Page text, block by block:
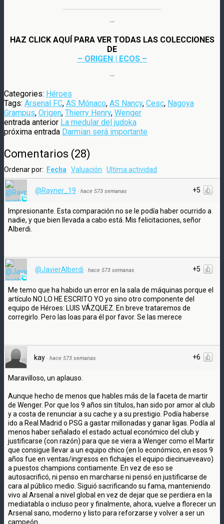
···
HAZ CLICK AQUÍ PARA VER TODAS LAS COLECCIONES
DE
– ORIGEN | ECOS –
···
Categories: Héroes
Tags: Arsenal FC, AS Mónaco, AS Nancy, Cesc, Nagoya
Grampus, Origen, Thierry Henry, Wenger
entrada anterior La medular del judoka
próxima entrada Darmian será importante
Comentarios (28)
Ordenar por: Fecha Valuación Ultima actividad
+5
@Rayner_19 · hace 573 semanas
Impresionante. Esta comparación no se le podía haber ocurrido a
nadie, y que bien llevada a cabo está. Mis felicitaciones, señor
Alberdi.
+5
@JavierAlberdi · hace 573 semanas
Me temo que ha habido un error en la sala de máquinas porque el
artículo NO LO HE ESCRITO YO yo sino otro componente del
equipo de Héroes: LUIS VÁZQUEZ. En breve trataremos de
corregirlo. Pero las loas para él por favor. Se las merece
+6
kay · hace 573 semanas
Maravilloso, un aplauso.
Aunque hecho de menos que hables más de la faceta de martir
de Wenger. Por que los 9 años sin títulos, han sido por amor al club
y a costa de renunciar a su cache y a su prestigio. Podía haberse
ido a Real Madrid o PSG a gastar millonadas y ganar ligas. Podía al
menos haber señalado el estado actual económico del club y
justificarse (con razón) para que se viera a Wenger como el Martir
que consigue llevar a un equipo chico (en lo económico, en esos 9
años fue en ventas/ingresos en fichajes el equipo diecinueveavo)
a puestos champions contiamente. En vez de eso se
autosacrificó, ni penso en marcharse ni pensó en justificarse de
cara al público medio. Siguió sacrificando su fama, manteniendo
vivo al Arsenal a nivel global en vez de dejar que se perdiera en la
mediatabla o incluso peor y finalmente, ahora, vuelve a florecer un
Arsenal sano, moderno y listo para reforzarse y volver a ser un
campeón.